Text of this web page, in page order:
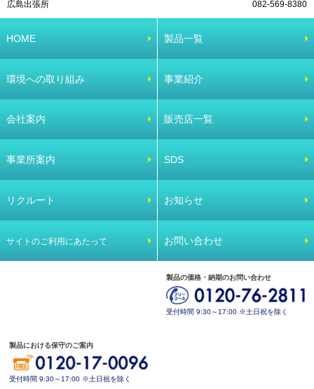
広島出張所
082-569-8380
HOME 製品一覧
環境への取り組み 事業紹介
会社案内 販売店一覧
事業所案内 SDS
リクルート お知らせ
サイトのご利用にあたって お問い合わせ
製品の価格・納期のお問い合わせ
受付時間 9:30～17:00 ※土日祝を除く
製品における保守のご案内
受付時間 9:30～17:00 ※土日祝を除く